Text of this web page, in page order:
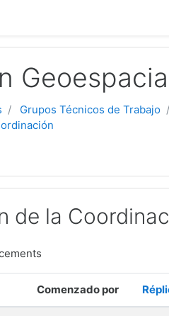
Grupos Técnicos de Trabajo
de la
Comenzado por